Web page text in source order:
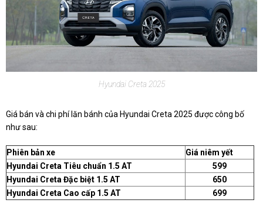
Hyundai Creta 2025
​Giá bán và chi phí lăn bánh của Hyundai Creta 2025 được công bố
như sau:
Phiên bản xe
Giá niêm yết
Hyundai Creta Tiêu chuẩn 1.5 AT
599
Hyundai Creta Đặc biệt 1.5 AT
650
Hyundai Creta Cao cấp 1.5 AT
699